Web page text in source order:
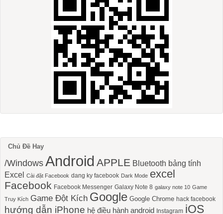
Chủ Đề Hay
/Windows Android APPLE Bluetooth bảng tính
Excel Cài đặt Facebook dang ky facebook Dark Mode excel
Facebook Facebook Messenger Galaxy Note 8 galaxy note 10 Game
Truy Kích Game Đột Kích Google Google Chrome hack facebook
hướng dẫn iPhone hệ điều hành android Instagram iOS